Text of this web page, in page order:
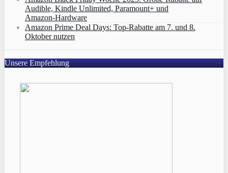
Audible, Kindle Unlimited, Paramount+ und
Amazon‑Hardware
Amazon Prime Deal Days: Top-Rabatte am 7. und 8.
Oktober nutzen
Unsere Empfehlung